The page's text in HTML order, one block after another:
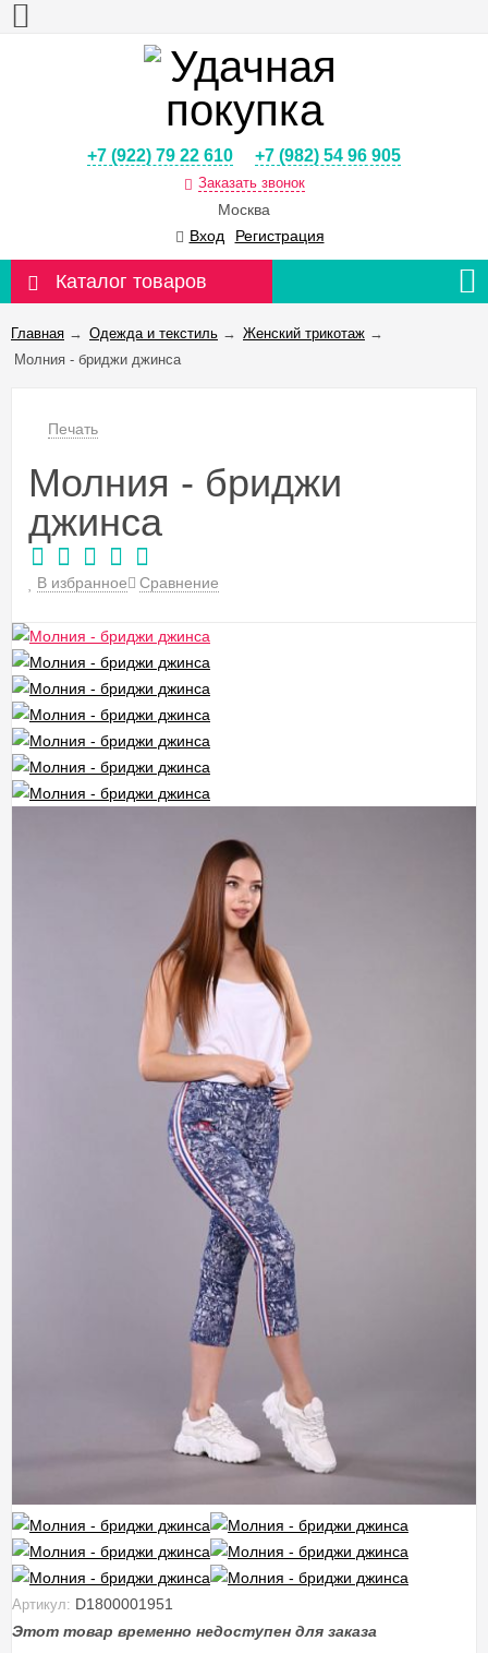
+7 (922) 79 22 610 +7 (982) 54 96 905
Заказать звонок
Москва
Вход
Регистрация
Каталог товаров
Главная → Одежда и текстиль → Женский трикотаж →
Молния - бриджи джинса
Печать
Молния - бриджи
джинса
В избранное Сравнение
Артикул: D1800001951
Этот товар временно недоступен для заказа